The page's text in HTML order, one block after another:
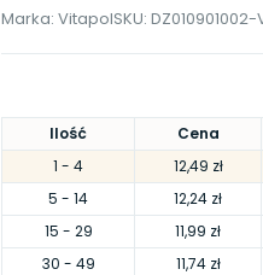
Marka: VitapolSKU: DZ010901002-
Ilość Cena
1 - 4 12,49 zł
5 - 14 12,24 zł
15 - 29 11,99 zł
30 - 49 11,74 zł